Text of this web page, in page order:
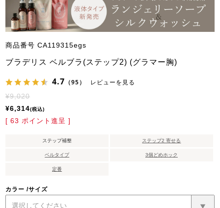
商品番号 CA119315egs
ブラデリス ベルブラ(ステップ2) (グラマー胸)
4.7 （95） レビューを見る
¥9,020
¥6,314 税込
[ 63 ポイント進呈 ]
ステップ補整 ステップ2 寄せる
ベルタイプ 3個どめホック
定番
カラー サイズ